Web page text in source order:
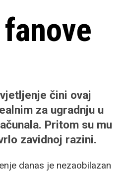
čini ovaj
za ugradnju u
Pritom su mu
zavidnoj razini.
danas je nezaobilazan